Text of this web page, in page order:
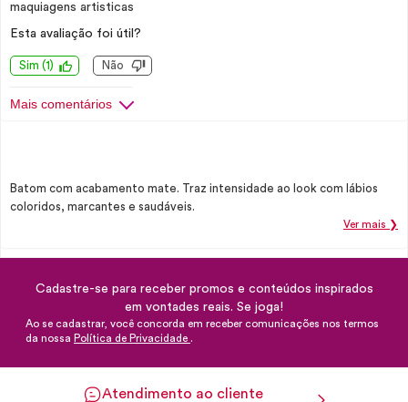
maquiagens artisticas
Esta avaliação foi útil?
Sim (1) Não
Mais comentários
Batom com acabamento mate. Traz intensidade ao look com lábios
coloridos, marcantes e saudáveis.
Ver mais ❯
Cadastre-se para receber promos e conteúdos inspirados
em vontades reais. Se joga!
Ao se cadastrar, você concorda em receber comunicações nos termos
da nossa Política de Privacidade .
Atendimento ao cliente